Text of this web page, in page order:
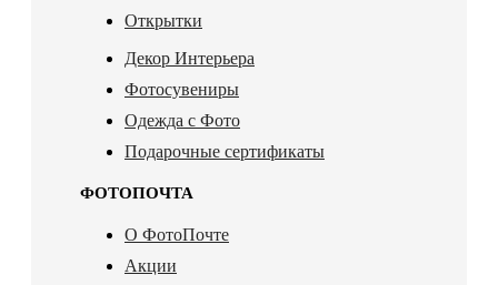
Открытки
Декор Интерьера
Фотосувениры
Одежда с Фото
Подарочные сертификаты
ФОТОПОЧТА
О ФотоПочте
Акции